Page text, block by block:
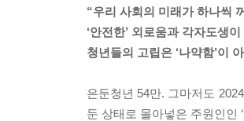
“우리 사회의 미래가 하나씩
‘안전한’ 외로움과 각자도생
청년들의 고립은 ‘나약함’이
은둔청년 54만. 그마저도
둔 상태로 몰아넣은 주원인인